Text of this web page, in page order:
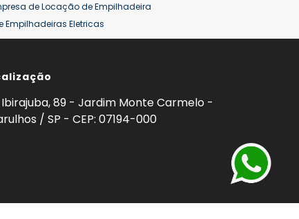
de Locação de Empilhadeira
Empilhadeiras Eletricas
de Empilhadeiras
Empilhadeira Hyster
Venda Empilhadeiras 25 ton
Ibirajuba, 89 - Jardim Monte Carmelo -
/ SP - CEP: 07194-000